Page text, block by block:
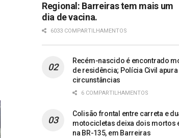
Regional: Barreiras tem mais um
dia de vacina.
6033 COMPARTILHAMENTOS
Recém-nascido é encontrado
de residência; Polícia Civil apura
circunstâncias
6 COMPARTILHAMENTOS
Colisão frontal entre carreta e
motocicletas deixa dois mortos
na BR-135, em Barreiras